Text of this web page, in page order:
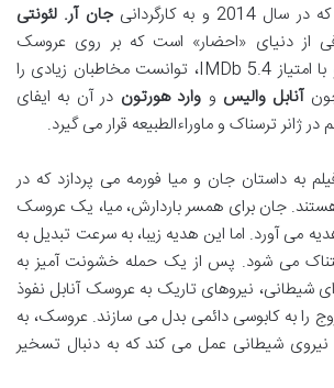
2014 و به کارگردانی
جان آر. لئونتی
از دنیای «احضار» است که بر روی عروسک
شیطانی متمرکز شده و با امتیاز IMDb 5.4، توانست مخاطبان زیادی را
آنابل والیس و وارد هورتون در آن به ایفای
ژانر ترسناک و ماوراءالطبیعه قرار می گیرد.
به داستان جان و میا فورمه می پردازد که در
هستند. جان برای همسر باردارش، میا، یک عروسک
می آورد. اما این هدیه زیبا، به سرعت تبدیل به
می شود. پس از یک حمله خشونت آمیز به
شیطانی، نیروهای تاریک به عروسک آنابل نفوذ
را به کابوسی دائمی بدل می سازند. عروسک، به
نیروی شیطانی عمل می کند که به دنبال تسخیر